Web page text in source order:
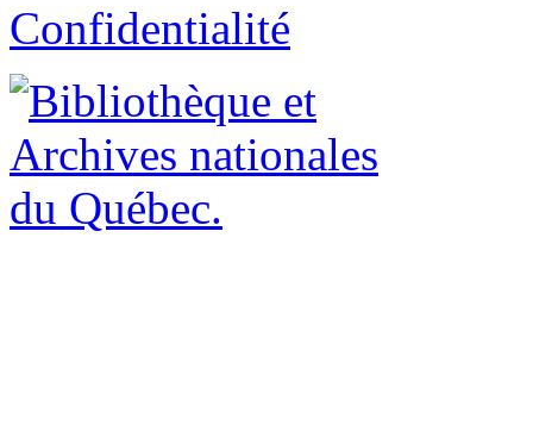
Confidentialité